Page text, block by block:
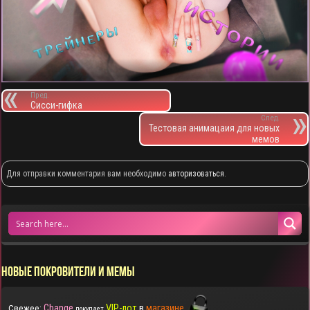
Пред.
Сисси-гифка
След.
Тестовая анимацаия для новых
мемов
Для отправки комментария вам необходимо авторизоваться.
НОВЫЕ ПОКРОВИТЕЛИ И МЕМЫ